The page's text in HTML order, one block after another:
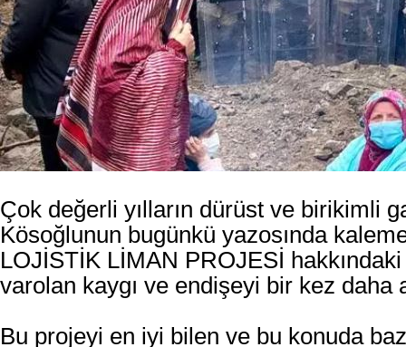
Çok değerli yılların dürüst ve birikimli
Kösoğlunun bugünkü yazosında
LOJİSTİK LİMAN PROJESİ hakkındaki
varolan kaygı ve endişeyi bir kez daha
Bu projeyi en iyi bilen ve bu konuda